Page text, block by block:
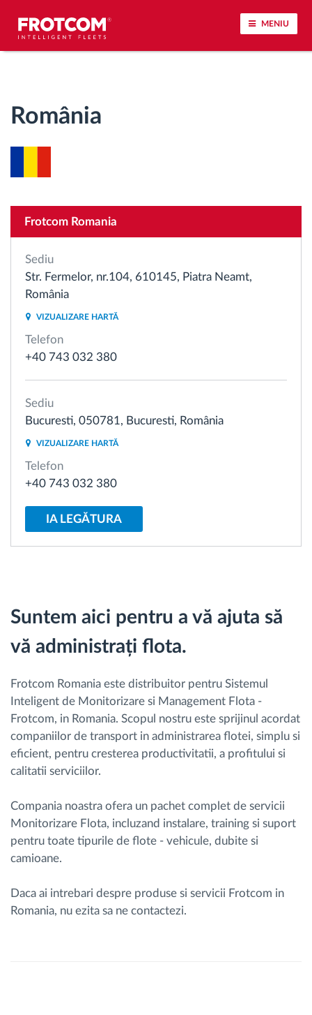
MENIU
Analiza stilului de condus
Controlul accesului
Managementul combustibilului
Descopera toate facilitatile
România
Frotcom Romania
Sediu
Str. Fermelor, nr.104, 610145, Piatra Neamt,
România
VIZUALIZARE HARTĂ
Telefon
+40 743 032 380
Sediu
Bucuresti, 050781, Bucuresti, România
VIZUALIZARE HARTĂ
Telefon
+40 743 032 380
IA LEGĂTURA
Suntem aici pentru a vă ajuta să
vă administrați flota.
Frotcom Romania este distribuitor pentru Sistemul
Inteligent de Monitorizare si Management Flota -
Frotcom, in Romania. Scopul nostru este sprijinul acordat
companiilor de transport in administrarea flotei, simplu si
eficient, pentru cresterea productivitatii, a profitului si
calitatii serviciilor.
Compania noastra ofera un pachet complet de servicii
Monitorizare Flota, incluzand instalare, training si suport
pentru toate tipurile de flote - vehicule, dubite si
camioane.
Daca ai intrebari despre produse si servicii Frotcom in
Romania, nu ezita sa ne contactezi.